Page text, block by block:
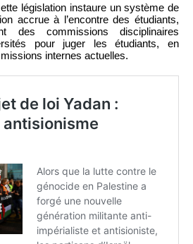
législation instaure un système de
accrue à l’encontre des étudiants,
des commissions disciplinaires
pour juger les étudiants, en
internes actuelles.